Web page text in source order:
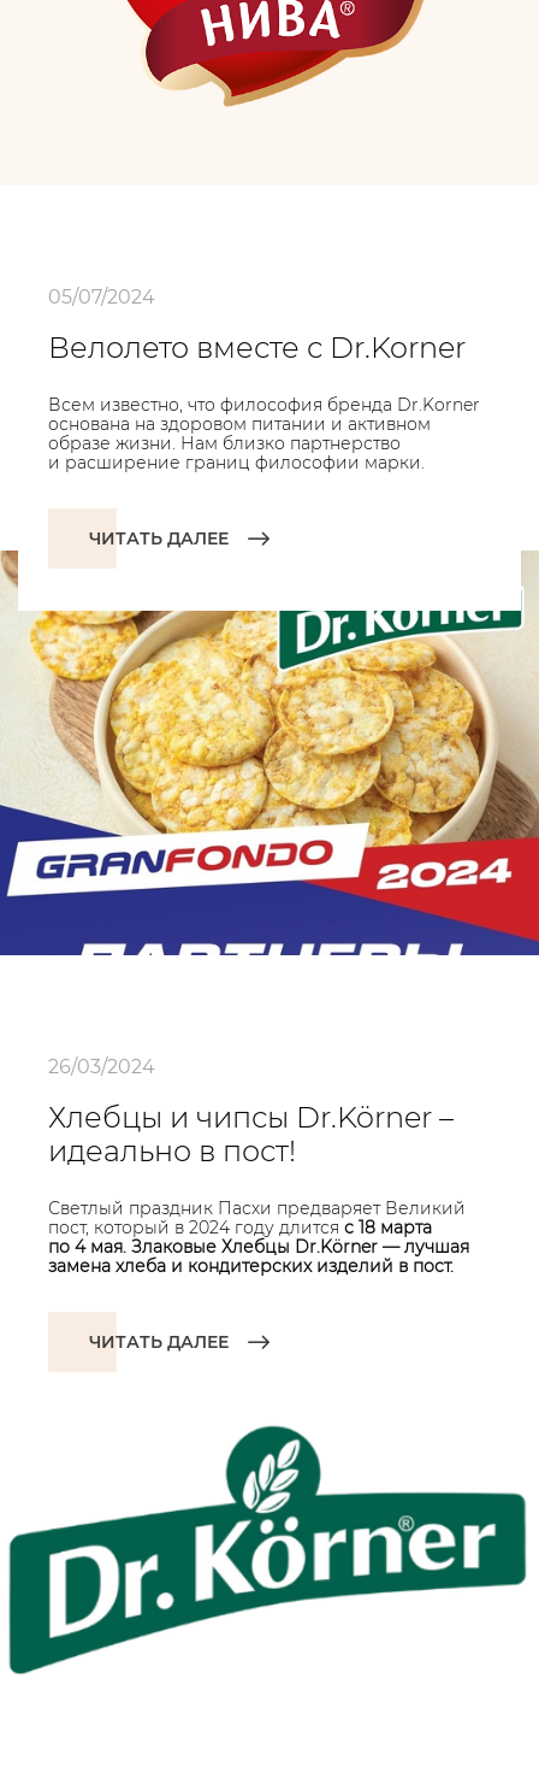
05/07/2024
Велолето вместе с Dr.Korner
Всем известно, что философия бренда Dr.Korner
основана на здоровом питании и активном
образе жизни. Нам близко партнерство
и расширение границ философии марки.
ЧИТАТЬ ДАЛЕЕ
26/03/2024
Хлебцы и чипсы Dr.Körner –
идеально в пост!
Светлый праздник Пасхи предваряет Великий
пост, который в 2024 году длится с 18 марта
по 4 мая. Злаковые Хлебцы Dr.Körner — лучшая
замена хлеба и кондитерских изделий в пост.
ЧИТАТЬ ДАЛЕЕ